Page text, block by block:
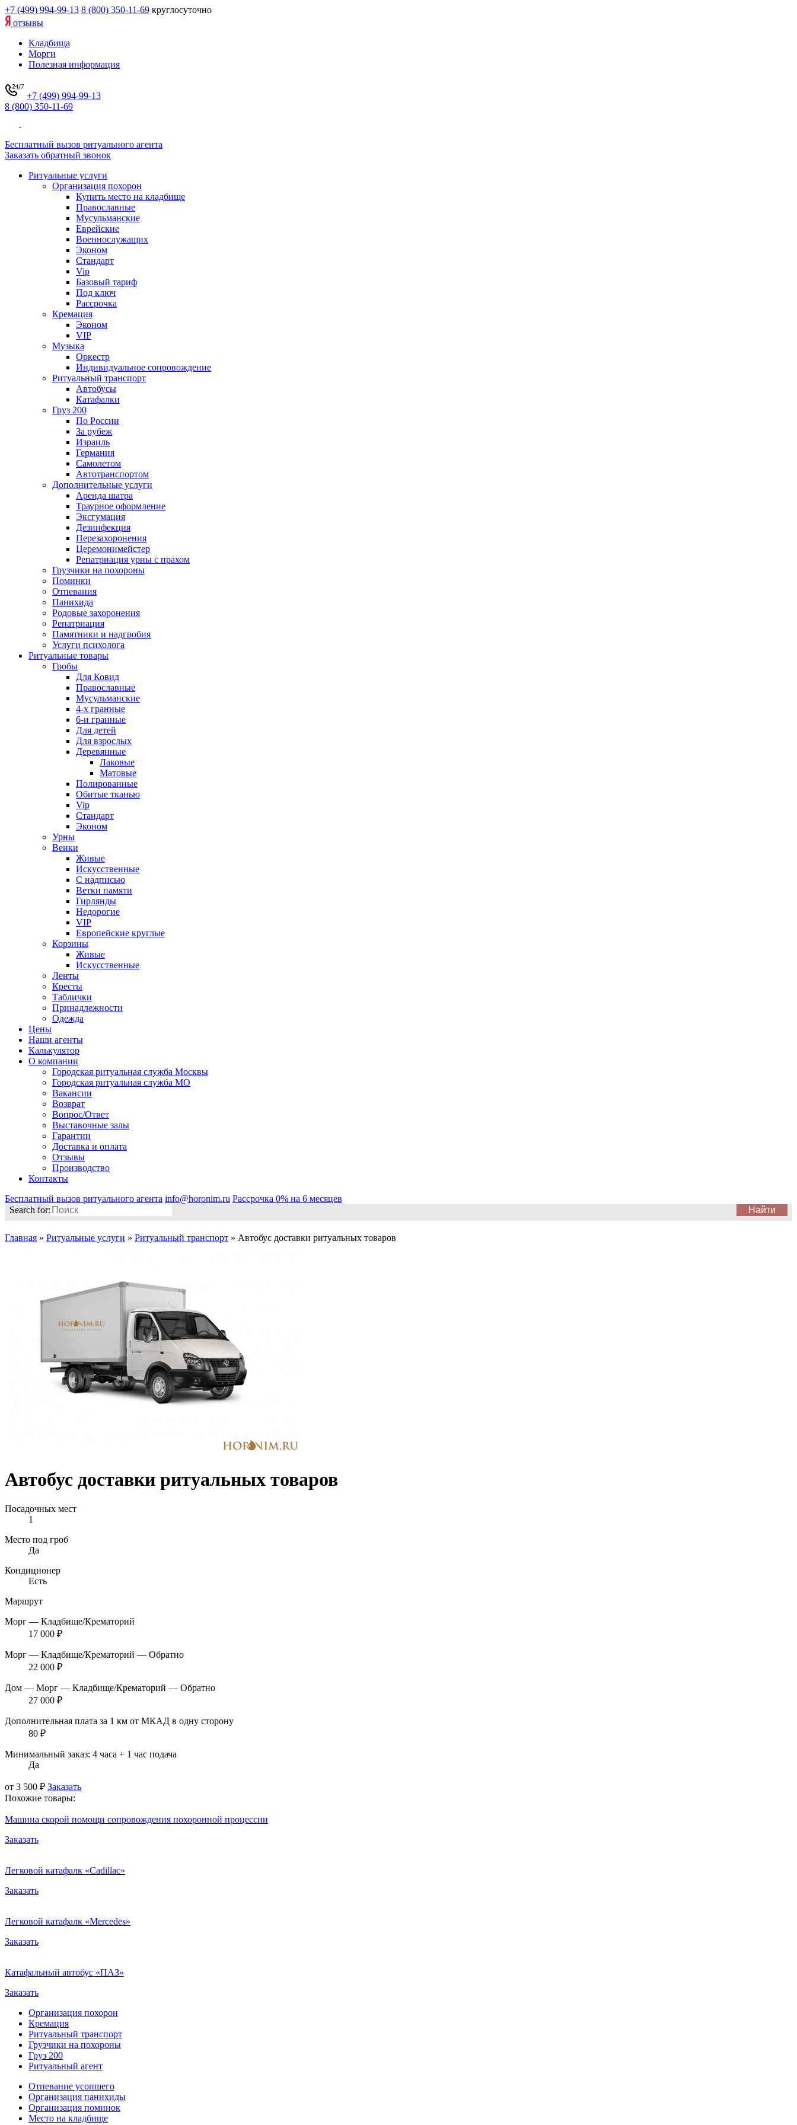
+7 (499) 994-99-13 8 (800) 350-11-69 круглосуточно
отзывы
Кладбища
Морги
Полезная информация
+7 (499) 994-99-13
8 (800) 350-11-69
Бесплатный вызов ритуального агента
Заказать обратный звонок
Ритуальные услуги
Организация похорон
Купить место на кладбище
Православные
Мусульманские
Еврейские
Военнослужащих
Эконом
Стандарт
Vip
Базовый тариф
Под ключ
Рассрочка
Кремация
Эконом
VIP
Музыка
Оркестр
Индивидуальное сопровождение
Ритуальный транспорт
Автобусы
Катафалки
Груз 200
По России
За рубеж
Израиль
Германия
Самолетом
Автотранспортом
Дополнительные услуги
Аренда шатра
Траурное оформление
Эксгумация
Дезинфекция
Перезахоронения
Церемонимейстер
Репатриация урны с прахом
Грузчики на похороны
Поминки
Отпевания
Панихида
Родовые захоронения
Репатриация
Памятники и надгробия
Услуги психолога
Ритуальные товары
Гробы
Для Ковид
Православные
Мусульманские
4-х гранные
6-и гранные
Для детей
Для взрослых
Деревянные
Лаковые
Матовые
Полированные
Обитые тканью
Vip
Стандарт
Эконом
Урны
Венки
Живые
Искусственные
С надписью
Ветки памяти
Гирлянды
Недорогие
VIP
Европейские круглые
Корзины
Живые
Искусственные
Ленты
Кресты
Таблички
Принадлежности
Одежда
Цены
Наши агенты
Калькулятор
О компании
Городская ритуальная служба Москвы
Городская ритуальная служба МО
Вакансии
Возврат
Вопрос/Ответ
Выставочные залы
Гарантии
Доставка и оплата
Отзывы
Производство
Контакты
Бесплатный вызов ритуального агента info@horonim.ru Рассрочка 0% на 6 месяцев
Search for:
Главная » Ритуальные услуги » Ритуальный транспорт » Автобус доставки ритуальных товаров
Автобус доставки ритуальных товаров
Посадочных мест
1
Место под гроб
Да
Кондиционер
Есть
Маршрут
Морг — Кладбище/Крематорий
17 000 ₽
Морг — Кладбище/Крематорий — Обратно
22 000 ₽
Дом — Морг — Кладбище/Крематорий — Обратно
27 000 ₽
Дополнительная плата за 1 км от МКАД в одну сторону
80 ₽
Минимальный заказ: 4 часа + 1 час подача
Да
от 3 500 ₽ Заказать
Похожие товары:
Машина скорой помощи сопровождения похоронной процессии
Заказать
Легковой катафалк «Cadillac»
Заказать
Легковой катафалк «Mercedes»
Заказать
Катафальный автобус «ПАЗ»
Заказать
Организация похорон
Кремация
Ритуальный транспорт
Грузчики на похороны
Груз 200
Ритуальный агент
Отпевание усопшего
Организация панихиды
Организация поминок
Место на кладбище